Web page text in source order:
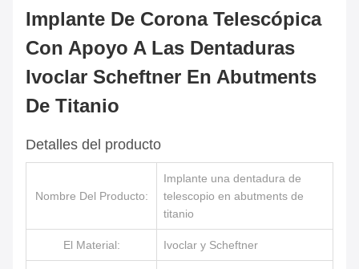
Implante De Corona Telescópica
Con Apoyo A Las Dentaduras
Ivoclar Scheftner En Abutments
De Titanio
Detalles del producto
Nombre Del Producto:
Implante una dentadura de
telescopio en abutments de
titanio
El Material: Ivoclar y Scheftner